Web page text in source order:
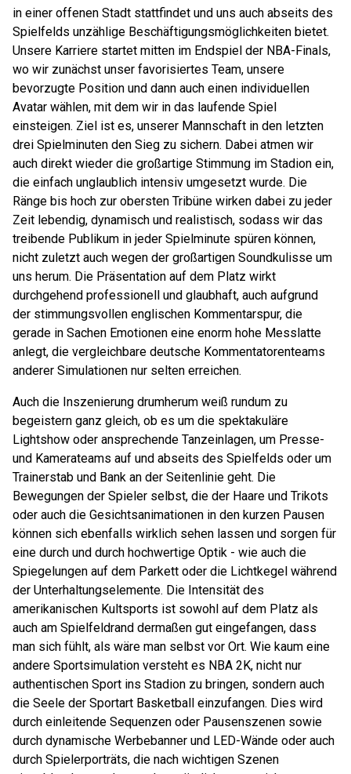
in einer offenen Stadt stattfindet und uns auch abseits des
Spielfelds unzählige Beschäftigungsmöglichkeiten bietet.
Unsere Karriere startet mitten im Endspiel der NBA-Finals,
wo wir zunächst unser favorisiertes Team, unsere
bevorzugte Position und dann auch einen individuellen
Avatar wählen, mit dem wir in das laufende Spiel
einsteigen. Ziel ist es, unserer Mannschaft in den letzten
drei Spielminuten den Sieg zu sichern. Dabei atmen wir
auch direkt wieder die großartige Stimmung im Stadion ein,
die einfach unglaublich intensiv umgesetzt wurde. Die
Ränge bis hoch zur obersten Tribüne wirken dabei zu jeder
Zeit lebendig, dynamisch und realistisch, sodass wir das
treibende Publikum in jeder Spielminute spüren können,
nicht zuletzt auch wegen der großartigen Soundkulisse um
uns herum. Die Präsentation auf dem Platz wirkt
durchgehend professionell und glaubhaft, auch aufgrund
der stimmungsvollen englischen Kommentarspur, die
gerade in Sachen Emotionen eine enorm hohe Messlatte
anlegt, die vergleichbare deutsche Kommentatorenteams
anderer Simulationen nur selten erreichen.
Auch die Inszenierung drumherum weiß rundum zu
begeistern ganz gleich, ob es um die spektakuläre
Lightshow oder ansprechende Tanzeinlagen, um Presse-
und Kamerateams auf und abseits des Spielfelds oder um
Trainerstab und Bank an der Seitenlinie geht. Die
Bewegungen der Spieler selbst, die der Haare und Trikots
oder auch die Gesichtsanimationen in den kurzen Pausen
können sich ebenfalls wirklich sehen lassen und sorgen für
eine durch und durch hochwertige Optik - wie auch die
Spiegelungen auf dem Parkett oder die Lichtkegel während
der Unterhaltungselemente. Die Intensität des
amerikanischen Kultsports ist sowohl auf dem Platz als
auch am Spielfeldrand dermaßen gut eingefangen, dass
man sich fühlt, als wäre man selbst vor Ort. Wie kaum eine
andere Sportsimulation versteht es NBA 2K, nicht nur
authentischen Sport ins Stadion zu bringen, sondern auch
die Seele der Sportart Basketball einzufangen. Dies wird
durch einleitende Sequenzen oder Pausenszenen sowie
durch dynamische Werbebanner und LED-Wände oder auch
durch Spielerporträts, die nach wichtigen Szenen